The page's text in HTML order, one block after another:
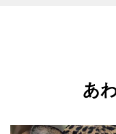
あ